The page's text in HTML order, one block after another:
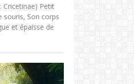
Cricetinae) Petit
souris, Son corps
et épaisse de